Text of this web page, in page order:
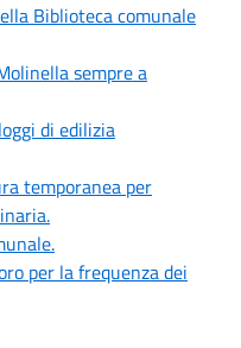
Biblioteca comunale
sempre a
di edilizia
temporanea per
per la frequenza dei